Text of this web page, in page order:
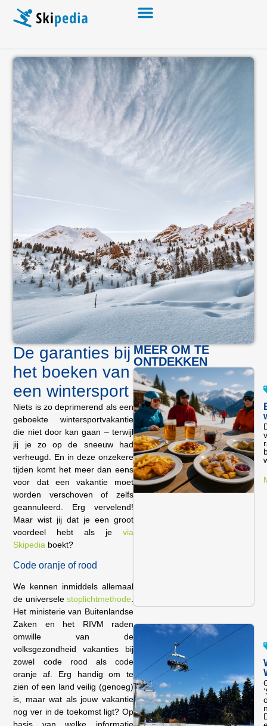
De garanties bij
het boeken van
een wintersport
Niets is zo deprimerend als een
geboekte wintersportvakantie
die niet door kan gaan – terwijl
jij je zo op de sneeuw had
verheugd. En in deze onzekere
tijden komt het meer dan eens
voor dat een vakantie moet
worden verschoven of zelfs
geannuleerd. Erg vervelend!
Maar wist jij dat je een groot
voordeel hebt als je via
Skipedia boekt?
Code oranje of rood
We kennen inmiddels allemaal
de universele stoplichtmethode.
Het ministerie van Buitenlandse
Zaken en het RIVM raden
omwille van de
volksgezondheid vakanties bij
zowel code rood als code
oranje af. Erg handig om te
zien of een land veilig (genoeg)
is, maar wat als jouw vakantie
nog ver in de toekomst ligt? Op
MEER OM TE
ONTDEKKEN